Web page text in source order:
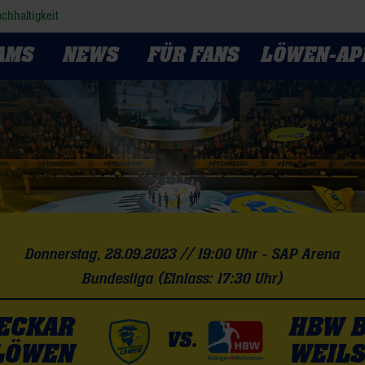
NEWS FÜR FANS LÖWEN-
Donnerstag, 28.09.2023 // 19:00 Uhr - SAP Arena
Bundesliga (Einlass: 17:30 Uhr)
VS.
HBW